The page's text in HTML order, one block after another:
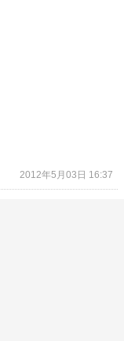
2012年5月03日 16:37